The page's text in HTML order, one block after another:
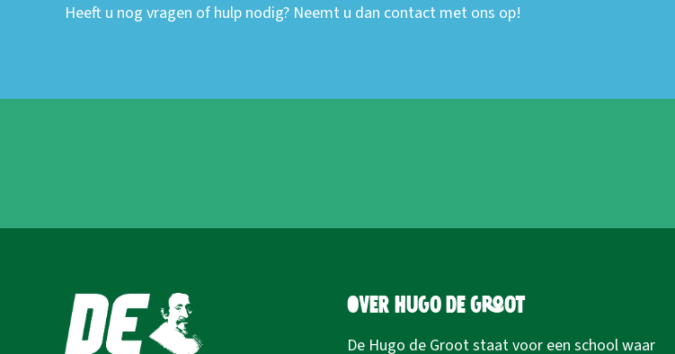
Heeft u nog vragen of hulp nodig? Neemt u dan contact met ons op!
Over Hugo de Groot
De Hugo de Groot staat voor een school waar